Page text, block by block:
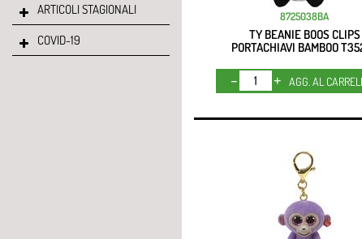
ARTICOLI STAGIONALI
COVID-19
8725038BA
TY BEANIE BOOS CLIPS
PORTACHIAVI BAMBOO
Quantità
AGG. AL